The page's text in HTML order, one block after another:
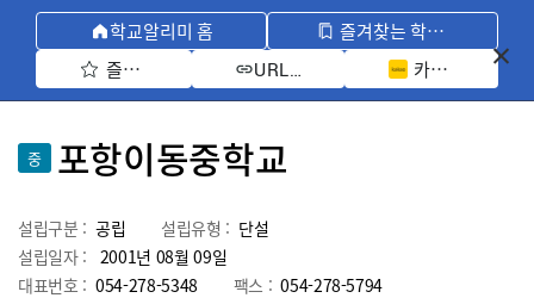
학교알리미 홈
즐겨찾는 학교 모아보기
즐겨찾기 선택
URL 복사 카카오톡 공유
중 포항이동중학교
설립구분 : 공립 설립유형 : 단설
설립일자 : 2001년 08월 09일
대표번호 : 054-278-5348 팩스 : 054-278-5794